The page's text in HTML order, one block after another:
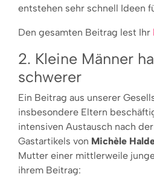
entstehen sehr schnell Ideen
Den gesamten Beitrag lest Ihr
2. Kleine Männer
schwerer
Ein Beitrag aus unserer
insbesondere Eltern
intensiven Austausch nach
Gastartikels von Michèle
Mutter einer mittlerweile
ihrem Beitrag: